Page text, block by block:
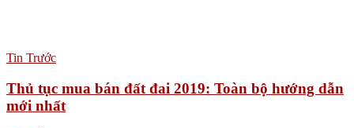
Tin Trước
Thủ tục mua bán đất đai 2019: Toàn bộ hướng dẫn
mới nhất